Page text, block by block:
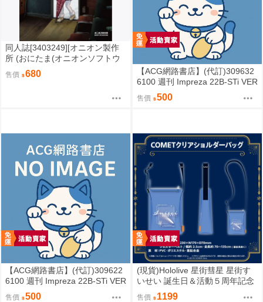
同人誌[3403249][オニオン製作
所 (おにたま(オニオンソフトウ
ェア))]昭和のカオスなゲームセ
ンター PART 2 (其他)
售價 680
【ACG網路書店】(代訂)309632
6100 週刊 Impreza 22B-STi VER
SION をつくる (10)
售價 500
【ACG網路書店】(代訂)309622
6100 週刊 Impreza 22B-STi VER
SION をつくる (9)
售價 500
(現貨)Hololive 星街彗星 星街す
いせい 誕生日＆活動５周年記念
COMET透明側背包 單肩背包
售價 1199